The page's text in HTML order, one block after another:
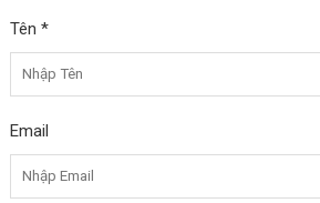
Tên *
Email